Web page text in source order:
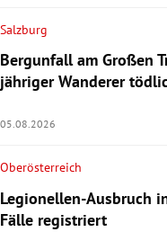
Salzburg
Bergunfall am Großen
jähriger Wanderer
05.08.2026
Oberösterreich
Legionellen-Ausbruch
Fälle registriert